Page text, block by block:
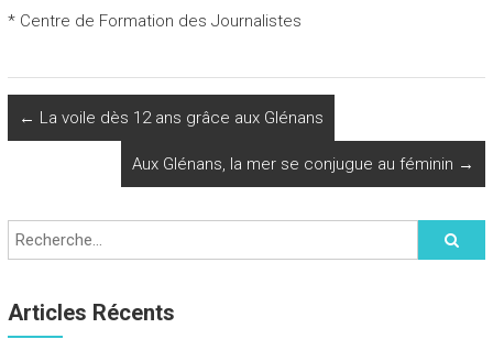
* Centre de Formation des Journalistes
← La voile dès 12 ans grâce aux Glénans
Aux Glénans, la mer se conjugue au féminin →
Articles Récents